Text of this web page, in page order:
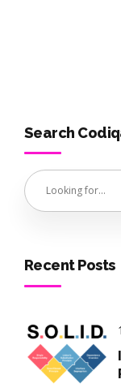
Search
Recent Posts